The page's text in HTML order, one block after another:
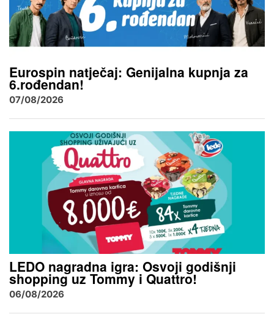
Eurospin natječaj: Genijalna kupnja za
6.rođendan!
07/08/2026
LEDO nagradna igra: Osvoji godišnji
shopping uz Tommy i Quattro!
06/08/2026